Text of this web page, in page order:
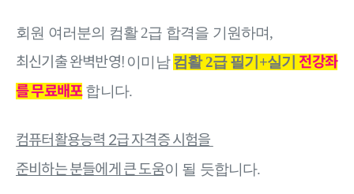
회원 여러분의 컴활 2급 합격을 기원하며,
최신기출 완벽반영! 이미남컴활 2급 필기+실기 전강좌
를 무료배포합니다.
컴퓨터활용능력 2급 자격증 시험을
준비하는 분들에게 큰 도움이 될 듯합니다.